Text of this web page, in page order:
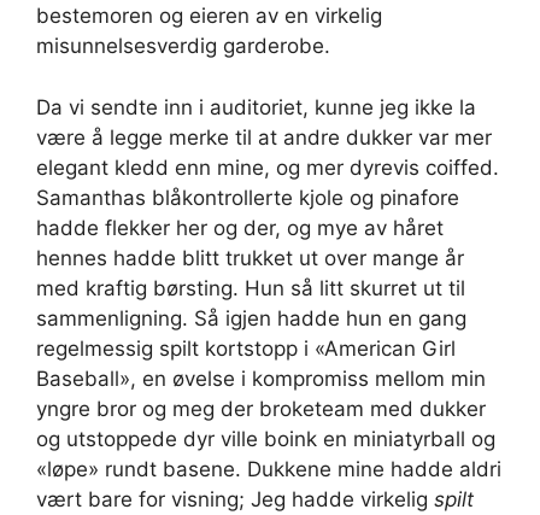
bestemoren og eieren av en virkelig
misunnelsesverdig garderobe.
Da vi sendte inn i auditoriet, kunne jeg ikke la
være å legge merke til at andre dukker var mer
elegant kledd enn mine, og mer dyrevis coiffed.
Samanthas blåkontrollerte kjole og pinafore
hadde flekker her og der, og mye av håret
hennes hadde blitt trukket ut over mange år
med kraftig børsting. Hun så litt skurret ut til
sammenligning. Så igjen hadde hun en gang
regelmessig spilt kortstopp i «American Girl
Baseball», en øvelse i kompromiss mellom min
yngre bror og meg der broketeam med dukker
og utstoppede dyr ville boink en miniatyrball og
«løpe» rundt basene. Dukkene mine hadde aldri
vært bare for visning; Jeg hadde virkelig spilt